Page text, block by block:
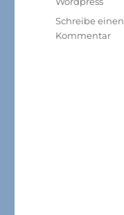
Schreibe einen
Kommentarzu